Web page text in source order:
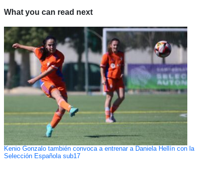
What you can read next
Kenio Gonzalo también convoca a entrenar a Daniela Hellín con la
Selección Española sub17